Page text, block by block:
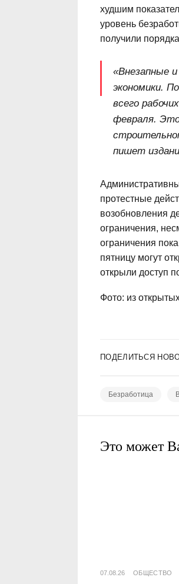
худшим
уровень
получили
«Внезапные
экономики.
всего
февраля.
пишет
протестные
возобновления
ограничения,
ограничения
пятницу могут
открыли доступ
Фото: из
ПОДЕЛИТЬСЯ
Безработица
Это может
07.08.26 ОБЩЕСТВО